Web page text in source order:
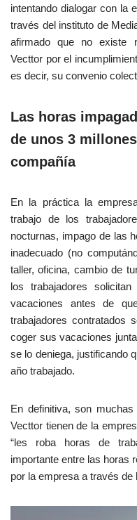
intentando dialogar con la
través del instituto de
afirmado que no existe
Vecttor por el
es decir, su convenio
Las horas
de unos 3
compañía
En la práctica la
trabajo de los
nocturnas, impago de las
inadecuado (no
taller, oficina, cambio de
los trabajadores
vacaciones antes de
trabajadores contratados
coger sus vacaciones
se lo deniega, justificando
año trabajado.
En definitiva, son
Vecttor tienen de la
“les roba horas de
importante entre las horas
por la empresa a través de